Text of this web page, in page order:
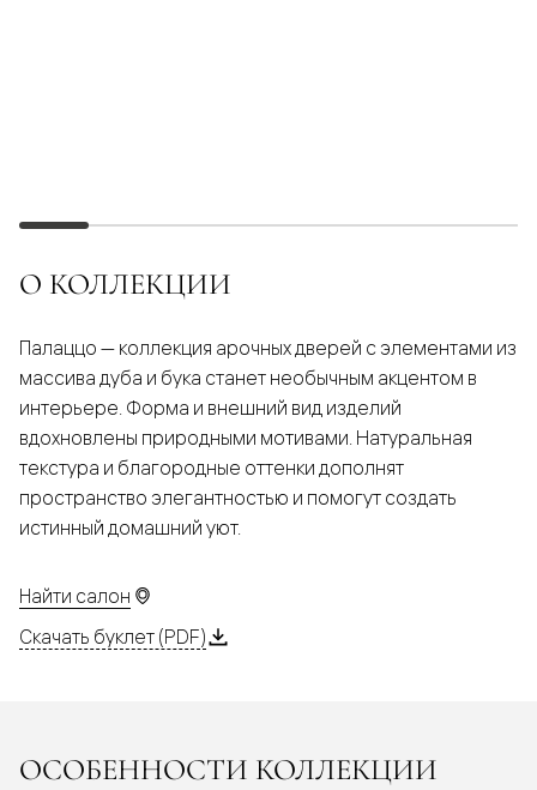
О КОЛЛЕКЦИИ
Палаццо — коллекция арочных дверей с элементами из
массива дуба и бука станет необычным акцентом в
интерьере. Форма и внешний вид изделий
вдохновлены природными мотивами. Натуральная
текстура и благородные оттенки дополнят
пространство элегантностью и помогут создать
истинный домашний уют.
Найти салон
Скачать буклет (PDF)
ОСОБЕННОСТИ КОЛЛЕКЦИИ